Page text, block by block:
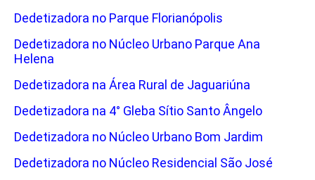
Dedetizadora no Parque Florianópolis
Dedetizadora no Núcleo Urbano Parque Ana
Helena
Dedetizadora na Área Rural de Jaguariúna
Dedetizadora na 4° Gleba Sítio Santo Ângelo
Dedetizadora no Núcleo Urbano Bom Jardim
Dedetizadora no Núcleo Residencial São José